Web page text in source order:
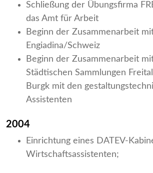
Schließung der Übungsfirma
das Amt für Arbeit
Beginn der Zusammenarbeit
Engiadina/Schweiz
Beginn der Zusammenarbeit
Städtischen Sammlungen
Burgk mit den
Assistenten
2004
Einrichtung eines DATEV-
Wirtschaftsassistenten;